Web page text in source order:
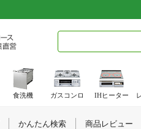
食洗機 ガスコンロ IHヒーター
かんたん検索 商品レビュー